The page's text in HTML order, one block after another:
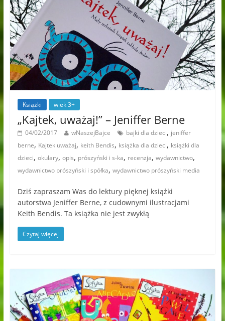
Książki wiek 3+
„Kajtek, uważaj!” – Jeniffer Berne
04/02/2017 wNaszejBajce bajki dla dzieci, jeniffer
berne, Kajtek uważaj, keith Bendis, książka dla dzieci, książki dla
dzieci, okulary, opis, prószyński i s-ka, recenzja, wydawnictwo,
wydawnictwo prószyński i spółka, wydawnictwo prószyński media
Dziś zapraszam Was do lektury pięknej książki
autorstwa Jeniffer Berne, z cudownymi ilustracjami
Keith Bendis. Ta książka nie jest zwykłą
Czytaj więcej